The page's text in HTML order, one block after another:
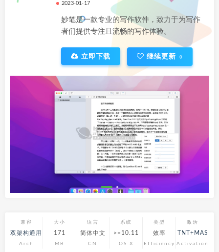
2023-01-17
妙笔是一款专业的写作软件，致力于为写作
者们提供专注且流畅的写作体验。
立即下载 继续更新 0
兼容
双架构通用
Arch
大小
171
MB
语言
简体中文
CN
系统
>=10.11
OS X
类型
效率
Efficiency
激活
TNT+MAS
Activation